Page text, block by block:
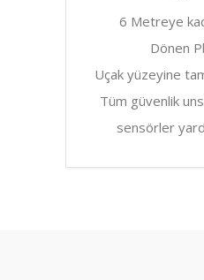
6 Metreye
Dönen
Uçak yüzeyine
Tüm güvenlik
sensörler